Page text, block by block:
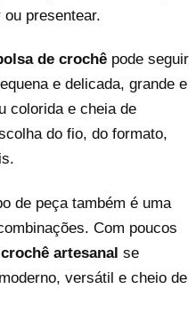
presentear.
de crochê pode seguir
e delicada, grande e
colorida e cheia de
do fio, do formato,
de peça também é uma
Com poucos
crochê artesanal se
versátil e cheio de